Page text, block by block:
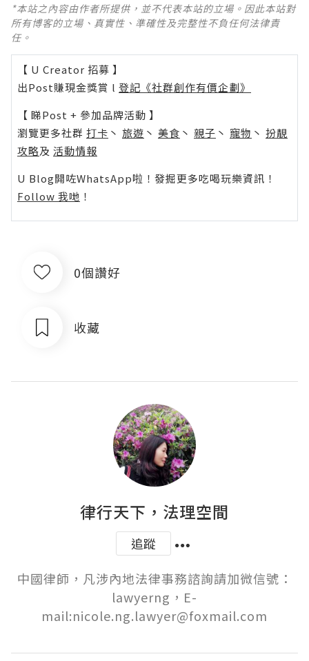
*本站之內容由作者所提供，並不代表本站的立場。因此本站對
所有博客的立場、真實性、準確性及完整性不負任何法律責
任。
【 U Creator 招募 】
出Post賺現金獎賞 l 登記《社群創作有價企劃》
【 睇Post + 參加品牌活動 】
瀏覽更多社群 打卡 丶 旅遊 丶 美食 丶 親子 丶 寵物 丶 扮靚
攻略及 活動情報
U Blog開咗WhatsApp啦！發掘更多吃喝玩樂資訊！
Follow 我哋 ！
0個讚好
收藏
律行天下，法理空間
追蹤
中國律師，凡涉內地法律事務諮詢請加微信號：
lawyerng，E-
mail:nicole.ng.lawyer@foxmail.com